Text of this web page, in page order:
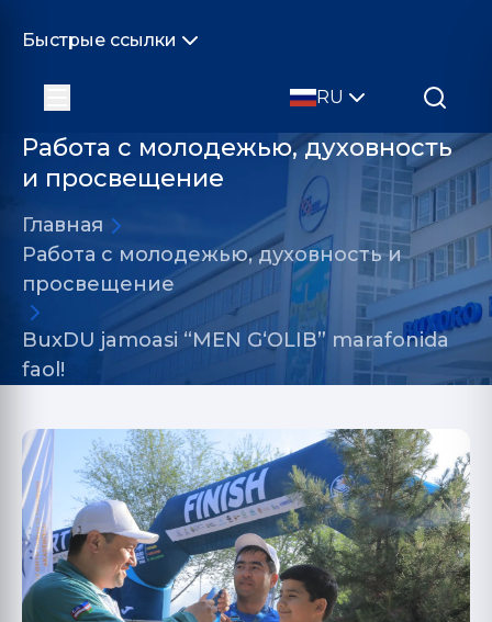
Быстрые ссылки
RU
Работа с молодежью, духовность
и просвещение
Главная
Работа с молодежью, духовность и
просвещение
BuxDU jamoasi “MEN G‘OLIB” marafonida
faol!